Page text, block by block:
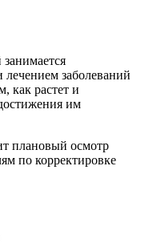
заболеваний
как растет и
им
плановый осмотр
по корректировке